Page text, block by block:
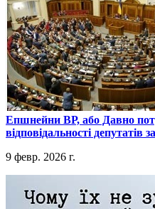
​Епшнейни ВР, або Давно
відповідальності депутатів
9 февр. 2026 г.